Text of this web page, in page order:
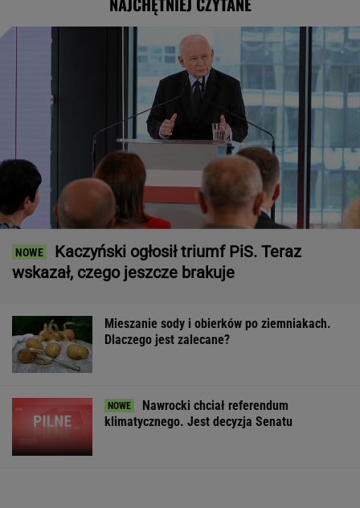
Kaczyński ogłosił triumf PiS. Teraz
wskazał, czego jeszcze brakuje
Mieszanie sody i obierków po ziemniakach.
Dlaczego jest zalecane?
Nawrocki chciał referendum
klimatycznego. Jest decyzja Senatu